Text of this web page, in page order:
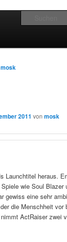
wechseln
mosk
2011 vonmosk
Launchtitel heraus.
wie Soul Blazer
gewiss eine sehr
die Menschheit vor
ActRaiser zwei